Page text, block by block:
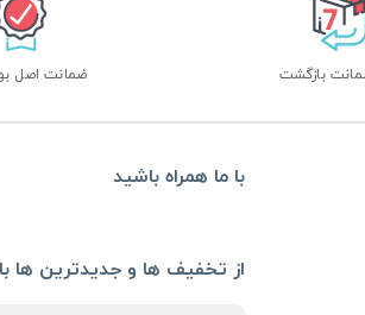
ضمانت اصل
از تخفیف ها و جدیدترین ها
با ما همراه باشید